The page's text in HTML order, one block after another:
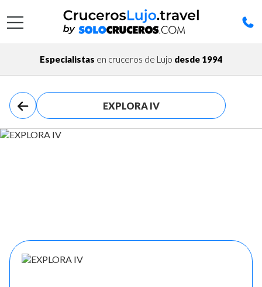
Especialistas en cruceros de Lujo desde 1994
EXPLORA IV